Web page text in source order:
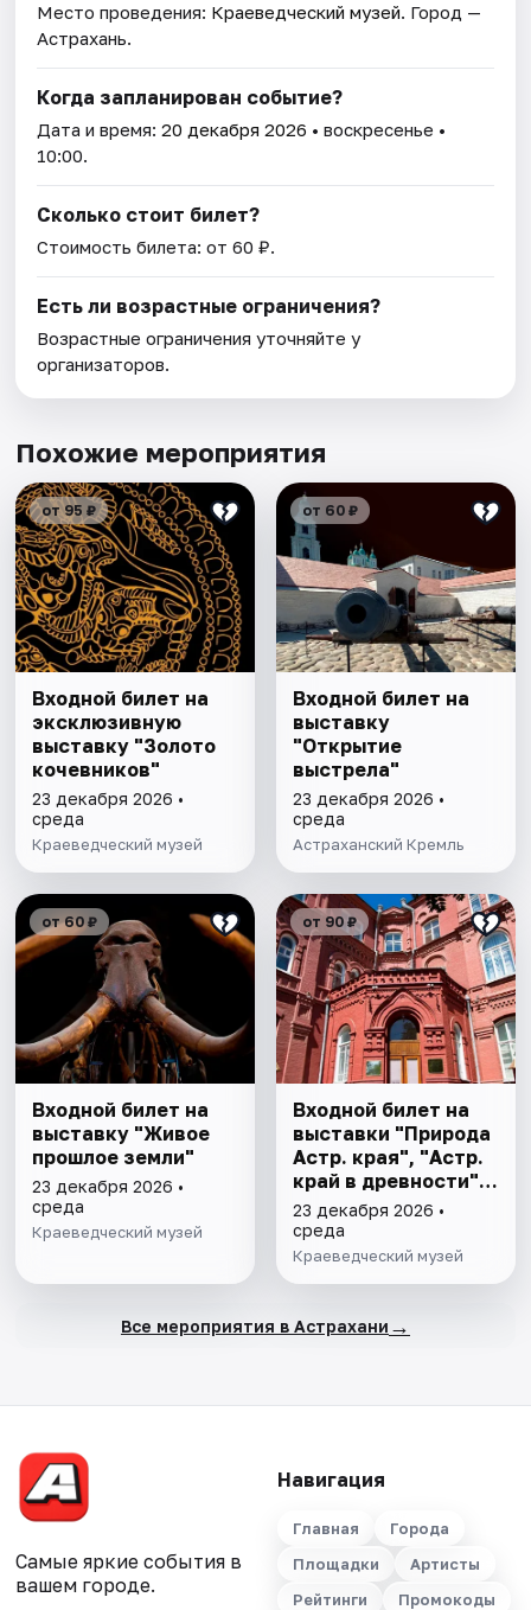
Место проведения: Краеведческий музей. Город —
Астрахань.
Когда запланирован событие?
Дата и время:20 декабря 2026 • воскресенье •
10:00.
Сколько стоит билет?
Стоимость билета: от 60 ₽.
Есть ли возрастные ограничения?
Возрастные ограничения уточняйте у
организаторов.
Похожие мероприятия
от 95 ₽
Входной билет на
эксклюзивную
выставку "Золото
кочевников"
23 декабря 2026 •
среда
Краеведческий музей
от 60 ₽
Входной билет на
выставку
"Открытие
выстрела"
23 декабря 2026 •
среда
Астраханский Кремль
от 60 ₽
Входной билет на
выставку "Живое
прошлое земли"
23 декабря 2026 •
среда
Краеведческий музей
от 90 ₽
Входной билет на
выставки "Природа
Астр. края", "Астр.
край в древности",
"Заселение Астр.
края"
23 декабря 2026 •
среда
Краеведческий музей
Все мероприятия в Астрахани →
Самые яркие события в
вашем городе.
Навигация
Главная
Города
Площадки
Артисты
Рейтинги
Промокоды